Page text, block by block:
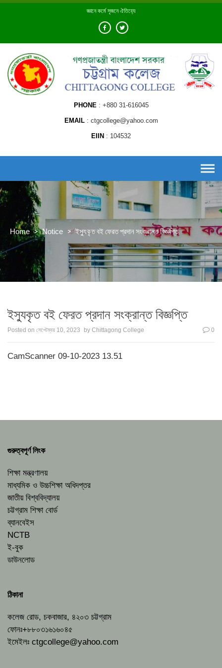
Skip
জ্ঞানে কর্মে সৃজনে ঐতিহ্যে
PHONE +880 31-616045
EMAIL ctgcollege@yahoo.com
EIIN 104532
Home > Notice > ইস্যুকৃত বই ফেরত প্রদান সংক্রান্ত বিজ্ঞপ্তি
ইস্যুকৃত বই ফেরত প্রদান সংক্রান্ত বিজ্ঞপ্তি
Posted on সেপ্টেম্বর 10, 2023 by Chittagong College 0
CamScanner 09-10-2023 13.51
গুরুত্বপূর্ণ লিংক
শিক্ষা মন্ত্রণালয়
মাধ্যমিক ও উচ্চশিক্ষা অধিদপ্তর
জাতীয় বিশ্ববিদ্যালয়
চট্টগ্রাম শিক্ষা বোর্ড
ব্যানবেইস
NCTB
ই-বুক
ডাউনলোড
ঠিকানা
কলেজ রোড, চকবাজার, ৪২০৩ চট্টগ্রাম
ফোনঃ+৮৮০৩১৬১৬০৪৫
ইমেইলঃ ctgcollege@yahoo.com